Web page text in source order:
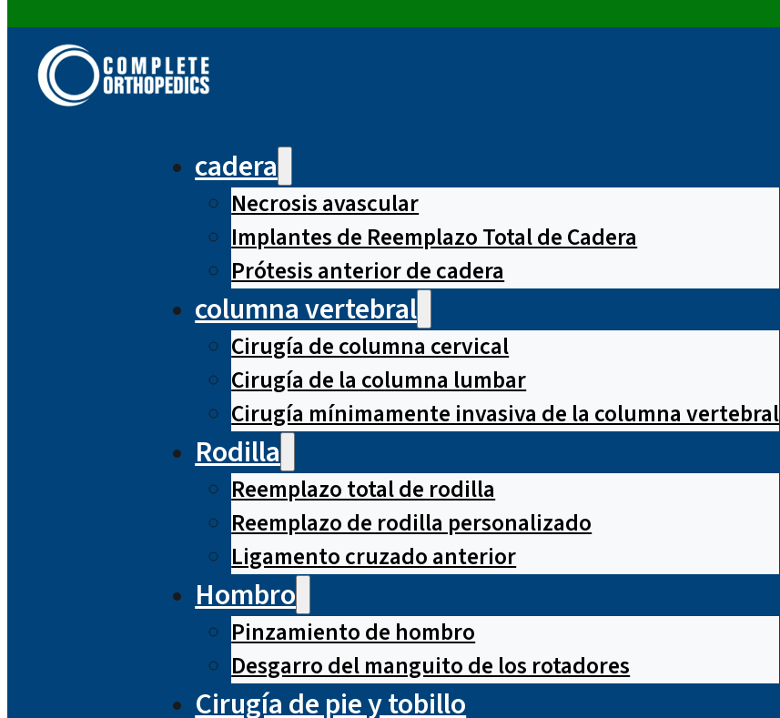
cadera
Necrosis avascular
Implantes de Reemplazo Total de Cadera
Prótesis anterior de cadera
columna vertebral
Cirugía de columna cervical
Cirugía de la columna lumbar
Cirugía mínimamente invasiva de la columna vertebral
Rodilla
Reemplazo total de rodilla
Reemplazo de rodilla personalizado
Ligamento cruzado anterior
Hombro
Pinzamiento de hombro
Desgarro del manguito de los rotadores
Cirugía de pie y tobillo